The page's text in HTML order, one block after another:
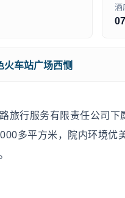
酒
火车站广场西恻
旅行服务有限责任公司下
多平方米，院内环境优